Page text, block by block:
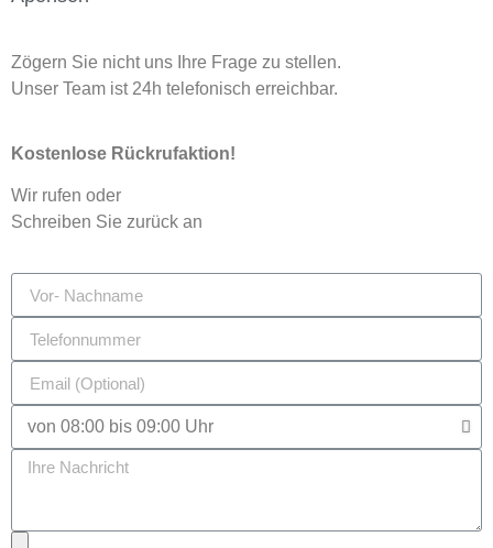
Zögern Sie nicht uns Ihre Frage zu stellen.
Unser Team ist 24h telefonisch erreichbar.
Kostenlose Rückrufaktion!
Wir rufen oder
Schreiben Sie zurück an